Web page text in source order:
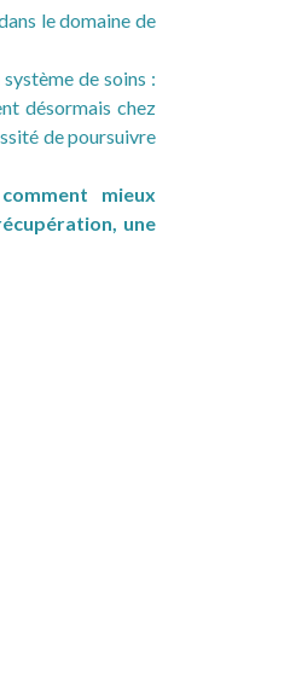
le domaine de
de soins :
désormais chez
de poursuivre
comment mieux
une